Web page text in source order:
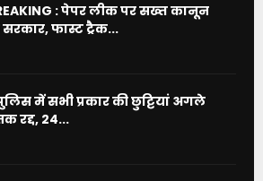
: पेपर लीक पर सख्त कानून
फास्ट ट्रैक...
में सभी प्रकार की छुट्टियां अगले
रद्द, 24...